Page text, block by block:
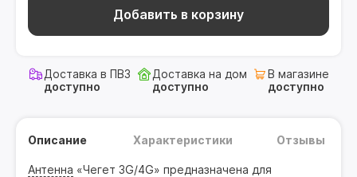
Добавить в корзину
Доставка в ПВЗ
доступно
Доставка на дом
доступно
В магазине
доступно
Описание
Антенна «Чегет 3G/4G» предназначена для
Характеристики Отзывы